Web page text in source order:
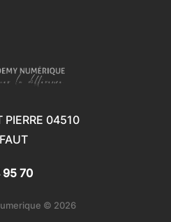
PIERRE 04510
95 70
© 2026